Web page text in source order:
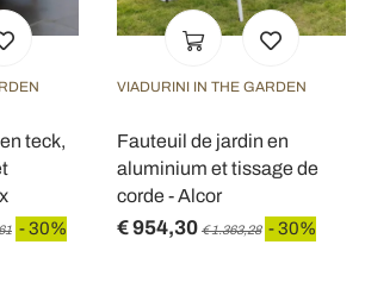
teck,
- 30%
VIADURINI IN THE GARDEN
Fauteuil de jardin en
aluminium et tissage de
corde - Alcor
€ 954,30 € 1.363,28 - 30%